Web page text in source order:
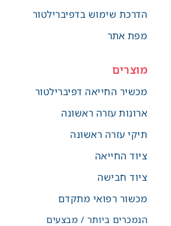
הדרכת שימוש בדפיברילטור
מפת אתר
מוצרים
מכשיר החייאה דפיברילטור
ארונות עזרה ראשונה
תיקי עזרה ראשונה
ציוד החייאה
ציוד חבישה
מכשור רפואי מתקדם
הנמכרים ביותר / מבצעים